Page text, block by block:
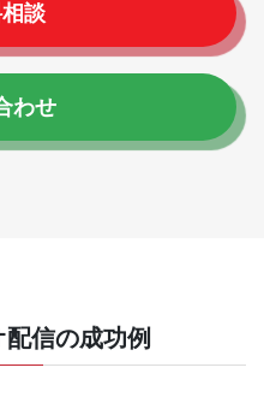
相談
わせ
信の成功例